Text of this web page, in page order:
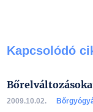
Kapcsolódó
2009.10.02.